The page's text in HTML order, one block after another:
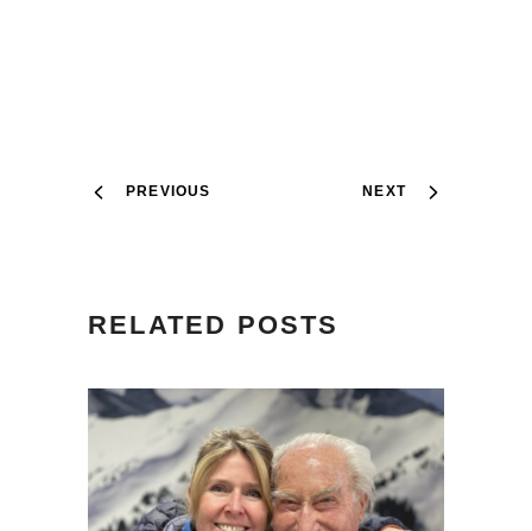
PREVIOUS NEXT
RELATED POSTS